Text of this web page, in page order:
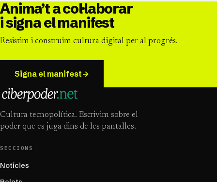
Anima’t a col·laborar
i signa el manifest
Resistim i construïm cultura digital per al progrés.
Signa el manifest→
Cultura tecnopolítica. Escrivim sobre el
poder que es juga dins de les pantalles.
SECCIONS
Notícies